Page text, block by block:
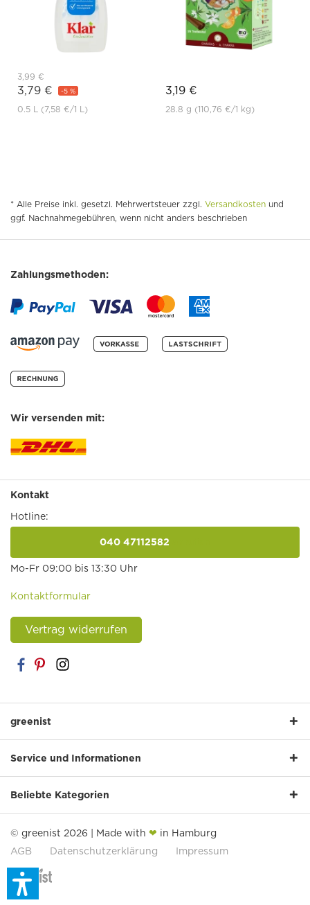
3,99 €
3,79 € -5 %
0.5 L (7,58 €/1 L)
3,19 €
28.8 g (110,76 €/1 kg)
* Alle Preise inkl. gesetzl. Mehrwertsteuer zzgl. Versandkosten und
ggf. Nachnahmegebühren, wenn nicht anders beschrieben
Zahlungsmethoden:
Wir versenden mit:
Kontakt
Hotline:
040 47112582
Mo-Fr 09:00 bis 13:30 Uhr
Kontaktformular
Vertrag widerrufen
greenist
Service und Informationen
Beliebte Kategorien
© greenist 2026 | Made with ❤ in Hamburg
AGB
Datenschutzerklärung Impressum